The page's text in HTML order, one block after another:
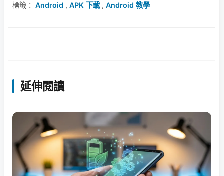
標籤： Android , APK 下載, Android 教學
延伸閱讀